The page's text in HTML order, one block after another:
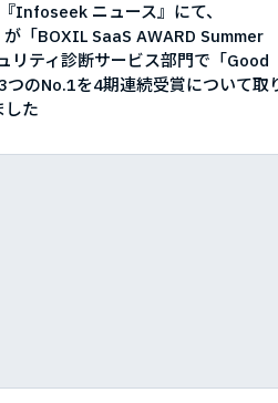
Infoseek ニュース』にて、
が「BOXIL SaaS AWARD Summer
リティ診断サービス部門で「Good
のNo.1を4期連続受賞について取
した